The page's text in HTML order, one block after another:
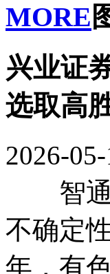
MORE
兴业证
选取高
2026-
智通
不确定
年，有